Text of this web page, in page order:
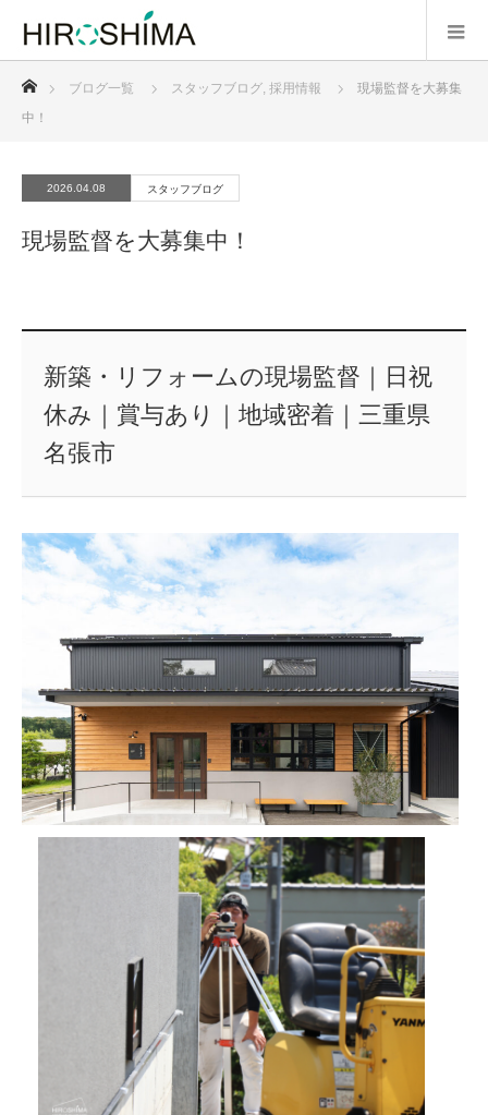
ブログ一覧 スタッフブログ, 採用情報
現場監督を大募集
中！
2026.04.08 スタッフブログ
現場監督を大募集中！
新築・リフォームの現場監督｜日祝
休み｜賞与あり｜地域密着｜三重県
名張市